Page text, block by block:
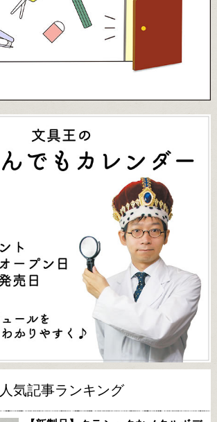
人気記事ランキング